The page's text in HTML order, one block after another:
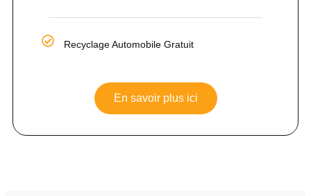
Recyclage Automobile Gratuit
En savoir plus ici